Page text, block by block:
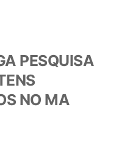
PESQUISA
NO MA